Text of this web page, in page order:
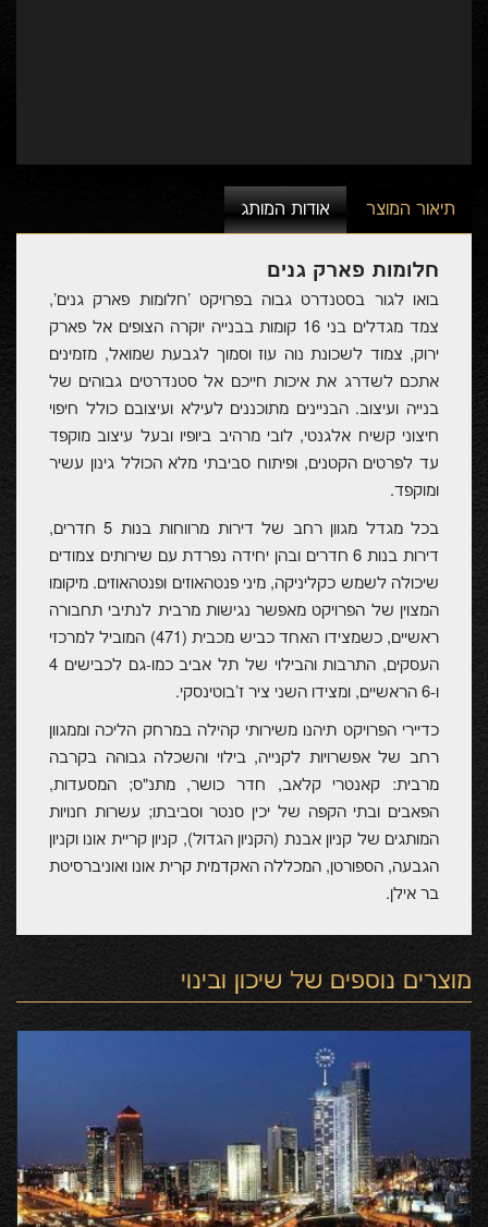
תיאור המוצר אודות המותג
חלומות פארק גנים
בואו לגור בסטנדרט גבוה בפרויקט 'חלומות פארק גנים',
צמד מגדלים בני 16 קומות בבנייה יוקרה הצופים אל פארק
ירוק, צמוד לשכונת נוה עוז וסמוך לגבעת שמואל, מזמינים
אתכם לשדרג את איכות חייכם אל סטנדרטים גבוהים של
בנייה ועיצוב. הבניינים מתוכננים לעילא ועיצובם כולל חיפוי
חיצוני קשיח אלגנטי, לובי מרהיב ביופיו ובעל עיצוב מוקפד
עד לפרטים הקטנים, ופיתוח סביבתי מלא הכולל גינון עשיר
ומוקפד.
בכל מגדל מגוון רחב של דירות מרווחות בנות 5 חדרים,
דירות בנות 6 חדרים ובהן יחידה נפרדת עם שירותים צמודים
שיכולה לשמש כקליניקה, מיני פנטהאוזים ופנטהאוזים. מיקומו
המצוין של הפרויקט מאפשר נגישות מרבית לנתיבי תחבורה
ראשיים, כשמצידו האחד כביש מכבית (471) המוביל למרכזי
העסקים, התרבות והבילוי של תל אביב כמו-גם לכבישים 4
ו-6 הראשיים, ומצידו השני ציר ז'בוטינסקי.
כדיירי הפרויקט תיהנו משירותי קהילה במרחק הליכה וממגוון
רחב של אפשרויות לקנייה, בילוי והשכלה גבוהה בקרבה
מרבית: קאנטרי קלאב, חדר כושר, מתנ"ס; המסעדות,
הפאבים ובתי הקפה של יכין סנטר וסביבתו; עשרות חנויות
המותגים של קניון אבנת (הקניון הגדול), קניון קריית אונו וקניון
הגבעה, הספורטן, המכללה האקדמית קרית אונו ואוניברסיטת
בר אילן.
מוצרים נוספים של שיכון ובינוי